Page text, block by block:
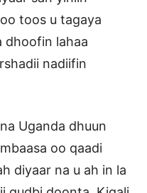
toos u tagaya
dhoofin lahaa
nadiifin
Uganda dhuun
oo qaadi
diyaar na u ah in la